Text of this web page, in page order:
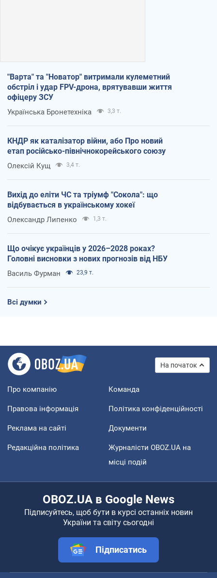
"Варта" та "Новатор" витримали кулеметний
обстріл і удар FPV-дрона, врятувавши життя
офіцеру ЗСУ
Українська Бронетехніка 3,3 т.
КНДР як каталізатор війни, або Про новий
етап російсько-північнокорейського союзу
Олексій Кущ 3,4 т.
Вихід до еліти ЧС та тріумф "Сокола": що
відбувається в українському хокеї
Олександр Липенко 1,3 т.
Що очікує українців у 2026–2028 роках?
Головні висновки з нових прогнозів від НБУ
Василь Фурман 23,9 т.
Всі думки
На початок
Про компанію Команда
Правова інформація Політика конфіденційності
Реклама на сайті Документи
Редакційна політика
Журналісти OBOZ.UA на
місці подій
OBOZ.UA в Google News
Підписуйтесь, щоб бути в курсі останніх новин
України та світу сьогодні
Підписатись